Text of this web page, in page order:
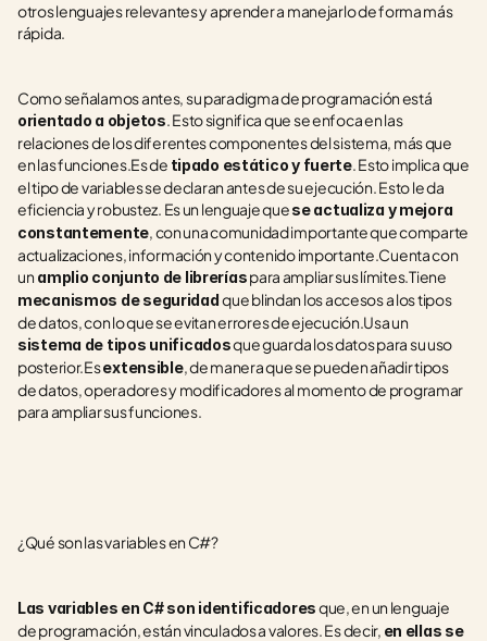
otros lenguajes relevantes y aprender a manejarlo de forma más
rápida.
orientado a objetos. Esto significa que se enfoca en las
relaciones de los diferentes componentes del sistema, más que
en las funciones.Es de tipado estático y fuerte. Esto implica que
el tipo de variables se declaran antes de su ejecución. Esto le da
eficiencia y robustez. Es un lenguaje que se actualiza y mejora
constantemente, con una comunidad importante que comparte
actualizaciones, información y contenido importante.Cuenta con
un amplio conjunto de librerías
mecanismos de seguridad que blindan los accesos a los tipos
sistema de tipos unificados que guarda los datos para su uso
posterior.Es extensible, de manera que se pueden añadir tipos
de datos, operadores y modificadores al momento de programar
para ampliar sus funciones.
¿Qué son las variables en C#?
Las variables en C# son identificadores que, en un lenguaje
de programación, están vinculados a valores. Es decir, en ellas se